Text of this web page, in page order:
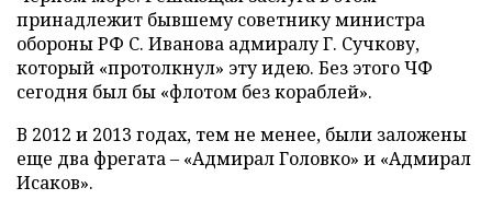
принадлежит бывшему советнику министра
обороны РФ С. Иванова адмиралу Г. Сучкову,
который «протолкнул» эту идею. Без этого ЧФ
сегодня был бы «флотом без кораблей».
В 2012 и 2013 годах, тем не менее, были заложены
еще два фрегата – «Адмирал Головко» и «Адмирал
Исаков».